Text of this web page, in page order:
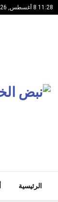
11:28 8 أغسطس, 2026
الرئيسية